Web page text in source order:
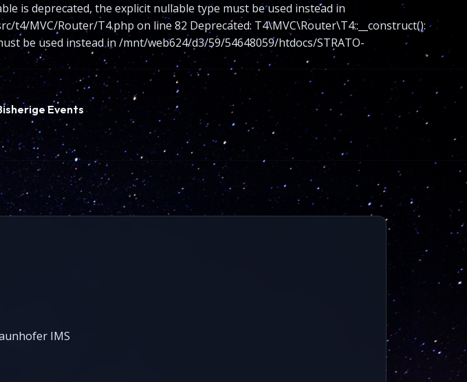
is deprecated, the explicit nullable type must be used instead in
MVC/Router/T4.php on line 82 Deprecated: T4\MVC\Router\T4::__construct():
be used instead in /mnt/web624/d3/59/54648059/htdocs/STRATO-
Events
IMS